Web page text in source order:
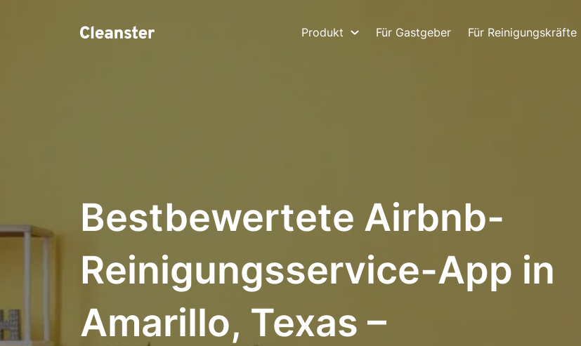
Produkt Für Gastgeber Für Reinigungskräfte
Bestbewertete Airbnb-
Reinigungsservice-App in
Amarillo, Texas –